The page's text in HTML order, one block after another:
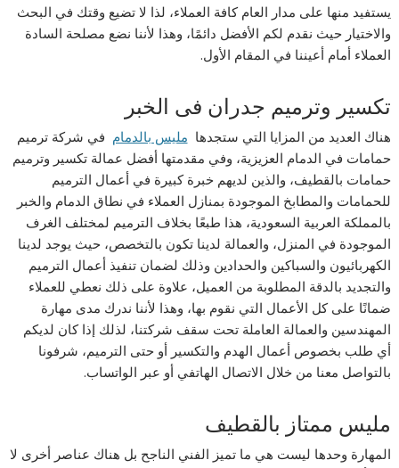
يستفيد منها على مدار العام كافة العملاء، لذا لا تضيع وقتك في البحث
والاختيار حيث نقدم لكم الأفضل دائمًا، وهذا لأننا نضع مصلحة السادة
العملاء أمام أعيننا في المقام الأول.
تكسير وترميم جدران فى الخبر
هناك العديد من المزايا التي ستجدها مليس بالدمام في شركة ترميم
حمامات في الدمام العزيزية، وفي مقدمتها أفضل عمالة تكسير وترميم
حمامات بالقطيف، والذين لديهم خبرة كبيرة في أعمال الترميم
للحمامات والمطابخ الموجودة بمنازل العملاء في نطاق الدمام والخبر
بالمملكة العربية السعودية، هذا طبعًا بخلاف الترميم لمختلف الغرف
الموجودة في المنزل، والعمالة لدينا تكون بالتخصص، حيث يوجد لدينا
الكهربائيون والسباكين والحدادين وذلك لضمان تنفيذ أعمال الترميم
والتجديد بالدقة المطلوبة من العميل، علاوة على ذلك نعطي للعملاء
ضمانًا على كل الأعمال التي نقوم بها، وهذا لأننا ندرك مدى مهارة
المهندسين والعمالة العاملة تحت سقف شركتنا، لذلك إذا كان لديكم
أي طلب بخصوص أعمال الهدم والتكسير أو حتى الترميم، شرفونا
بالتواصل معنا من خلال الاتصال الهاتفي أو عبر الواتساب.
مليس ممتاز بالقطيف
المهارة وحدها ليست هي ما تميز الفني الناجح بل هناك عناصر أخرى لا